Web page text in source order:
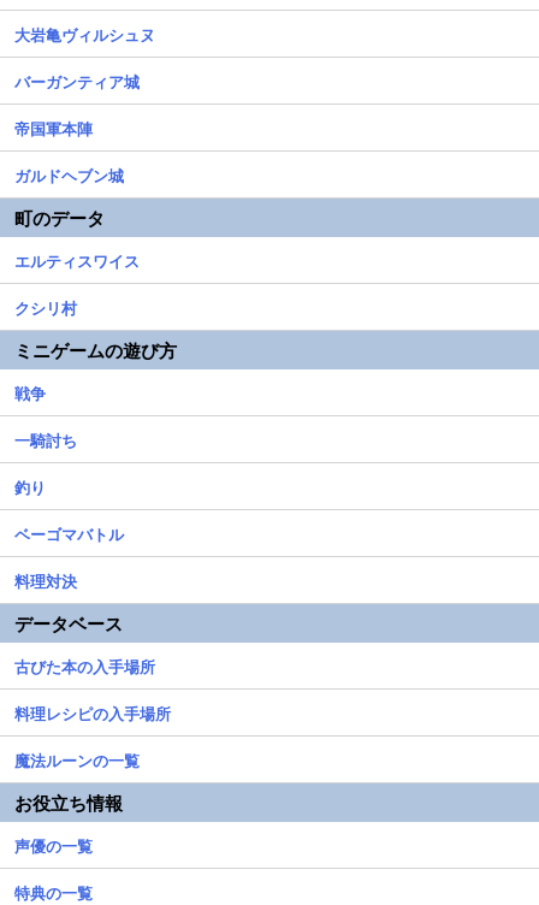
大岩亀ヴィルシュヌ
バーガンティア城
帝国軍本陣
ガルドヘブン城
町のデータ
エルティスワイス
クシリ村
ミニゲームの遊び方
戦争
一騎討ち
釣り
ベーゴマバトル
料理対決
データベース
古びた本の入手場所
料理レシピの入手場所
魔法ルーンの一覧
お役立ち情報
声優の一覧
特典の一覧